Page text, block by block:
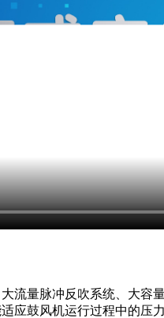
流量脉冲反吹系统、大
应鼓风机运行过程中的压